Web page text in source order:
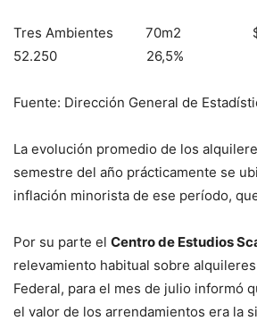
Tres Ambientes 70m2
52.250 26,5%
Fuente: Dirección General de
La evolución promedio de los
semestre del año prácticamente se
inflación minorista de ese período,
Por su parte el Centro de Estudios
relevamiento habitual sobre
Federal, para el mes de julio informó
el valor de los arrendamientos era la